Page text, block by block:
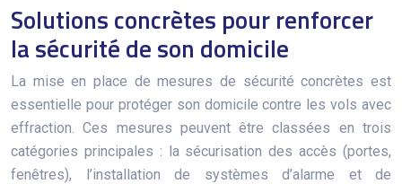
Solutions concrètes pour renforcer
la sécurité de son domicile
La mise en place de mesures de sécurité concrètes est
essentielle pour protéger son domicile contre les vols avec
effraction. Ces mesures peuvent être classées en trois
catégories principales : la sécurisation des accès (portes,
fenêtres), l’installation de systèmes d’alarme et de